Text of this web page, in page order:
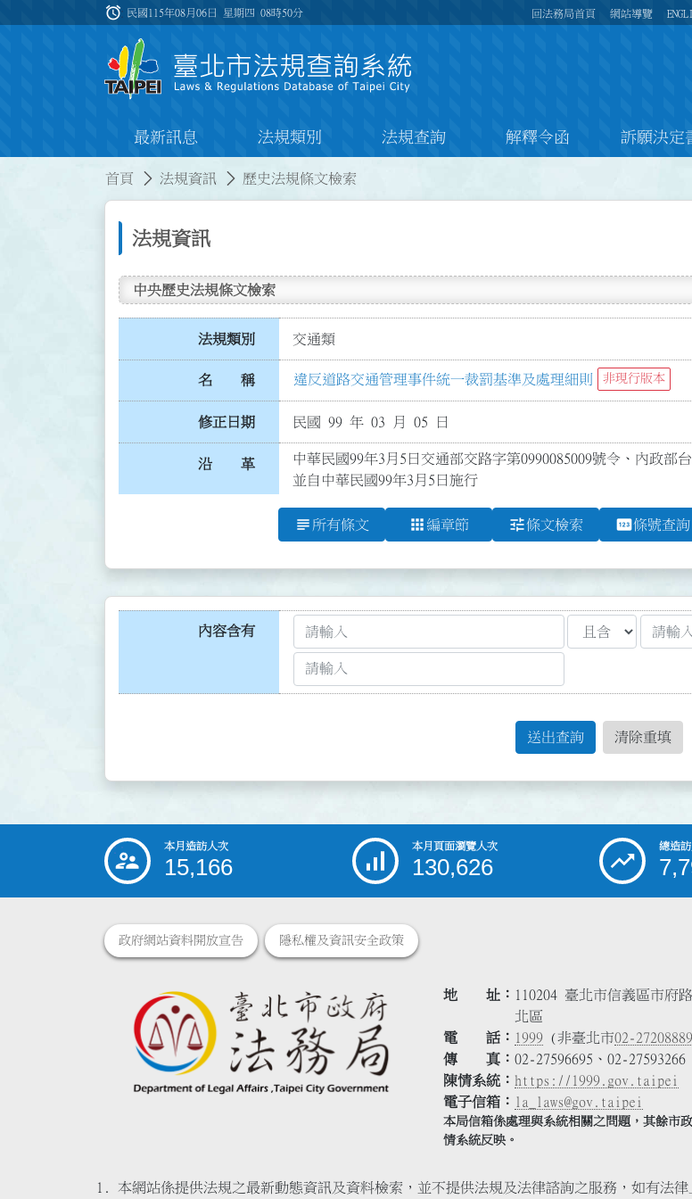
:::
alarm 民國115年08月06日 星期四08時50分 回法務局首頁 網站導覽
最新訊息 法規類別 法規查詢 解釋令函 訴願決定
首頁 法規資訊 歷史法規條文檢索
法規資訊
中央歷史法規條文檢索
法規類別 交通類
名 稱 違反道路交通管理事件統一裁罰基準及處理細則 非現行版本
修正日期 民國 99 年 03 月 05 日
沿 革
中華民國99年3月5日交通部交路字第0990085009號令、內政部
並自中華民國99年3月5日施行
subject 所有條文 apps 編章節 tune條文檢索 pin條號查詢
內容含有
送出查詢 清除重填
::: 本月造訪人次
15,166
本月頁面瀏覽人次
130,626
總造
政府網站資料開放宣告 隱私權及資訊安全政策
地 址
110204 臺北市信義區市府
北區
電 話
1999 (非臺北市02-27208889
傳 真
02-27596695、02-27593266
陳情系統
https://1999.gov.taipei
電子信箱
la_laws@gov.taipei
本局信箱係處理與系統相關之問題，其餘市
情系統反映。
本網站係提供法規之最新動態資訊及資料檢索，並不提供法規及法律諮詢之服務，如有法